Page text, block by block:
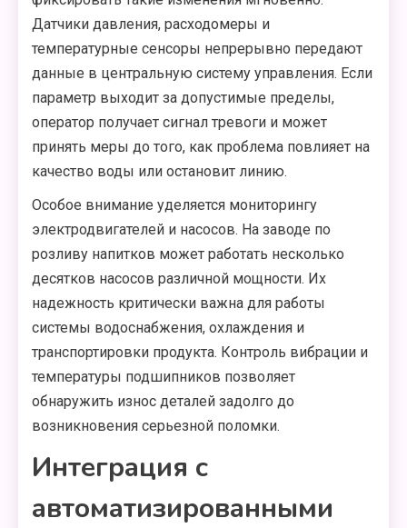
Датчики давления, расходомеры и
температурные сенсоры непрерывно передают
данные в центральную систему управления. Если
параметр выходит за допустимые пределы,
оператор получает сигнал тревоги и может
принять меры до того, как проблема повлияет на
качество воды или остановит линию.
Особое внимание уделяется мониторингу
электродвигателей и насосов. На заводе по
розливу напитков может работать несколько
десятков насосов различной мощности. Их
надежность критически важна для работы
системы водоснабжения, охлаждения и
транспортировки продукта. Контроль вибрации и
температуры подшипников позволяет
обнаружить износ деталей задолго до
возникновения серьезной поломки.
Интеграция с
автоматизированными